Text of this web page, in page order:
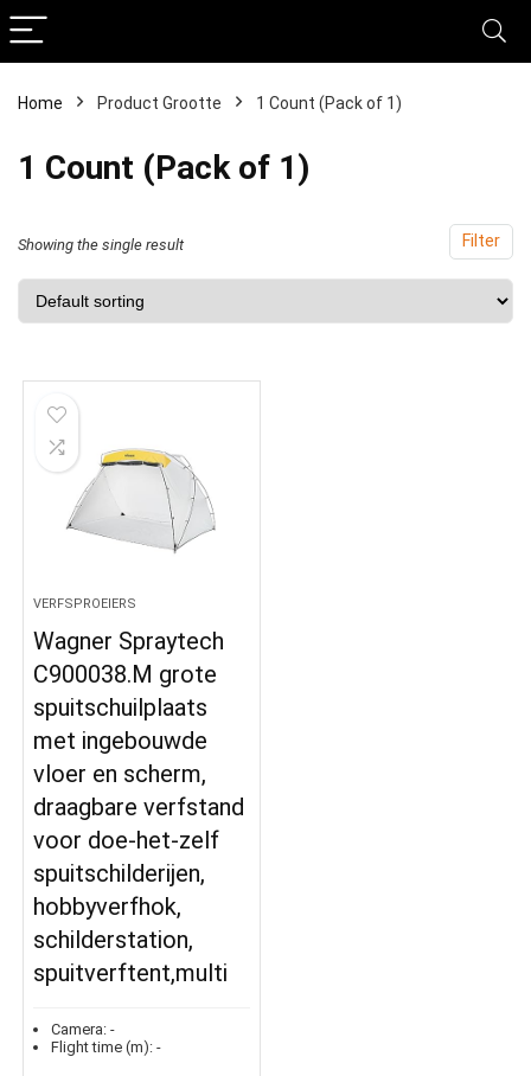
Home Product Grootte ‎1 Count (Pack of 1)
‎1 Count (Pack of 1)
Filter
Showing the single result
VERFSPROEIERS
Wagner Spraytech
C900038.M grote
spuitschuilplaats
met ingebouwde
vloer en scherm,
draagbare verfstand
voor doe-het-zelf
spuitschilderijen,
hobbyverfhok,
schilderstation,
spuitverftent,multi
Camera: -
Flight time (m): -